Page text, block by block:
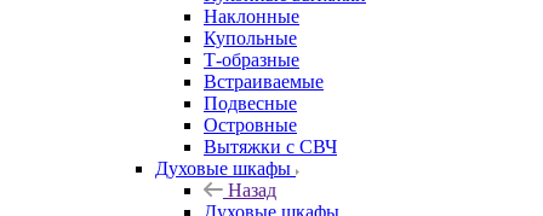
Наклонные
Купольные
Т-образные
Встраиваемые
Подвесные
Островные
Вытяжки с СВЧ
Духовые шкафы
Назад
Духовые шкафы